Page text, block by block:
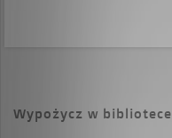
Wypożycz w bibliotece